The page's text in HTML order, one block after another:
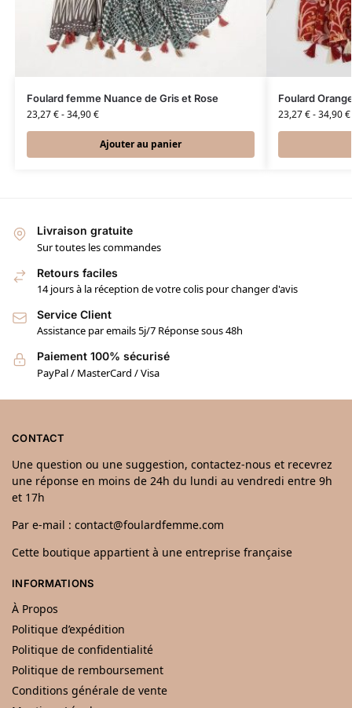
Foulard femme Nuance de Gris et Rose
23,27€-34,90€
Ajouter au panier
Foulard
23,27€-34,90€
Livraison gratuite
Sur toutes les commandes
Retours faciles
14 jours à la réception de votre colis pour changer d'avis
Service Client
Assistance par emails 5j/7 Réponse sous 48h
Paiement 100% sécurisé
PayPal / MasterCard / Visa
CONTACT
Une question ou une suggestion, contactez-nous et recevrez
une réponse en moins de 24h du lundi au vendredi entre 9h
et 17h
Par e-mail : contact@foulardfemme.com
Cette boutique appartient à une entreprise française
INFORMATIONS
À Propos
Politique d’expédition
Politique de confidentialité
Politique de remboursement
Conditions générale de vente